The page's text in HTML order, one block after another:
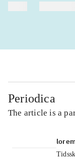
Periodica
The article is a